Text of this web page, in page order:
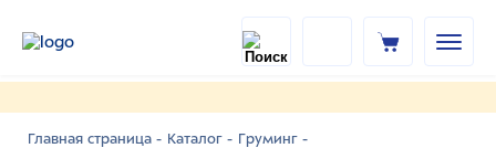
Главная страница - Каталог - Груминг -